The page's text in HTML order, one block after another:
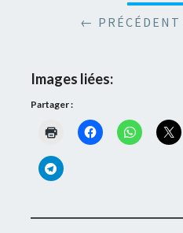
← PRÉCÉDENT
Images liées:
Partager :